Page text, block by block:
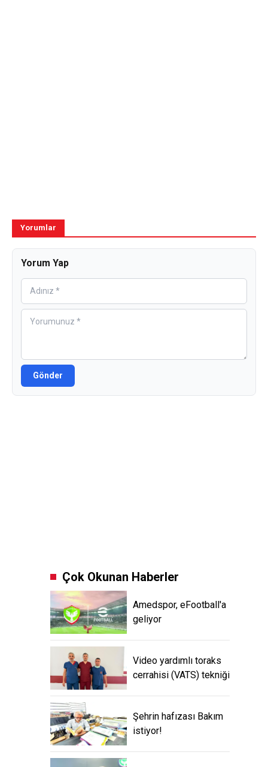
Yorumlar
Yorum Yap
Gönder
Çok Okunan Haberler
Amedspor, eFootball'a
geliyor
Video yardımlı toraks
cerrahisi (VATS) tekniği
Şehrin hafızası Bakım
istiyor!